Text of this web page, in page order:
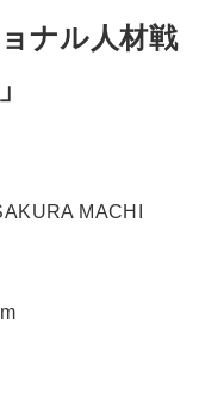
ナル人材戦
MACHI